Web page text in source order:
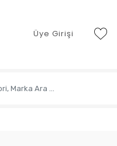
Üye Girişi